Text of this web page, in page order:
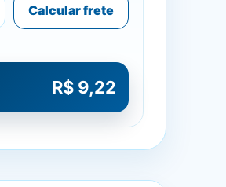
Calcular frete
R$ 9,22